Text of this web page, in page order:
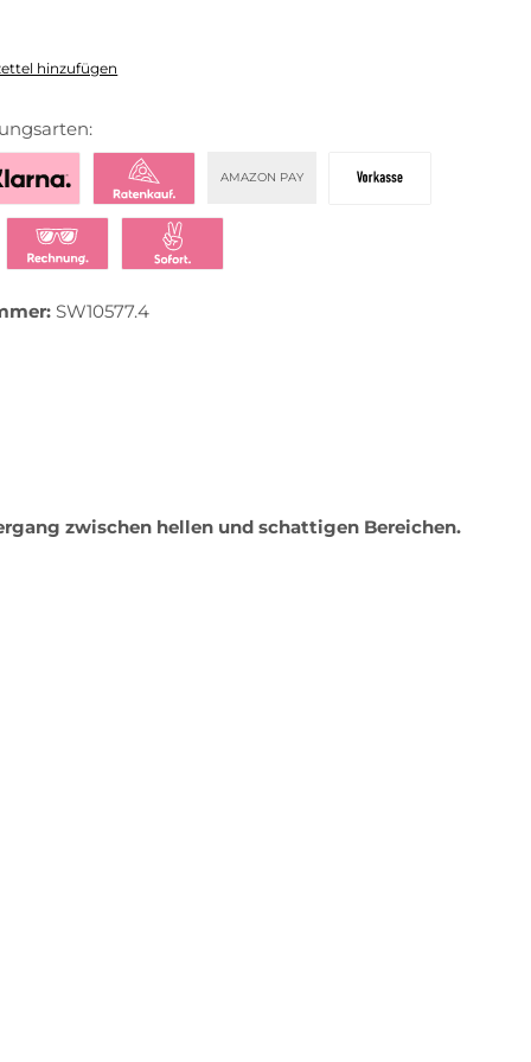
hinzufügen
AMAZON PAY
mit Klarna
Klarna Ratenkauf
SW10577.4
zwischen hellen und schattigen Bereichen.